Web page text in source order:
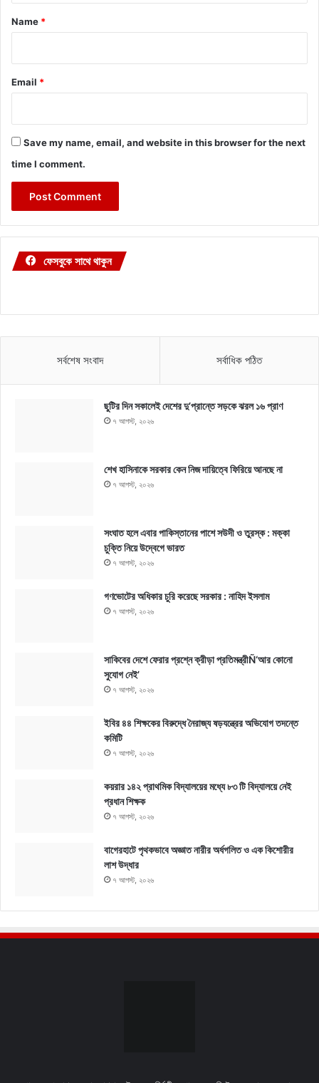
*
Name *
Email *
Save my name, email, and website in this browser for the next
time I comment.
ফেসবুকে সাথে থাকুন
সর্বশেষ সংবাদ সর্বাধিক পঠিত
ছুটির দিন সকালেই দেশের দু’প্রান্তে সড়কে ঝরল ১৬ প্রাণ
৭ আগস্ট, ২০২৬
শেখ হাসিনাকে সরকার কেন নিজ দায়িত্বে ফিরিয়ে আনছে না
৭ আগস্ট, ২০২৬
সংঘাত হলে এবার পাকিস্তানের পাশে সউদী ও তুরস্ক : মক্কা
চুক্তি নিয়ে উদ্বেগে ভারত
৭ আগস্ট, ২০২৬
গণভোটের অধিকার চুরি করেছে সরকার : নাহিদ ইসলাম
৭ আগস্ট, ২০২৬
সাকিবের দেশে ফেরার প্রশ্নে ক্রীড়া প্রতিমন্ত্রীÑ‘আর কোনো
সুযোগ নেই’
৭ আগস্ট, ২০২৬
ইবির ৪৪ শিক্ষকের বিরুদ্ধে নৈরাজ্য ষড়যন্ত্রের অভিযোগ তদন্তে
কমিটি
৭ আগস্ট, ২০২৬
কয়রার ১৪২ প্রাথমিক বিদ্যালয়ের মধ্যে ৮৩ টি বিদ্যালয়ে নেই
প্রধান শিক্ষক
৭ আগস্ট, ২০২৬
বাগেরহাটে পৃথকভাবে অজ্ঞাত নারীর অর্ধগলিত ও এক কিশোরীর
লাশ উদ্ধার
৭ আগস্ট, ২০২৬